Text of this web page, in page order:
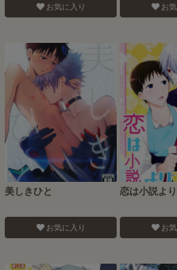
お気に入り お
美しきひと
お気に入り
恋は小説よ
お